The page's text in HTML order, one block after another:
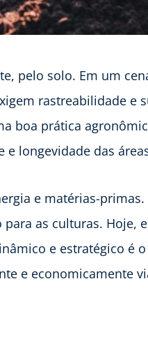
pelo solo. Em um
rastreabilidade e
boa prática
longevidade das
e matérias-
as culturas. Hoje,
e estratégico é
e economicamente